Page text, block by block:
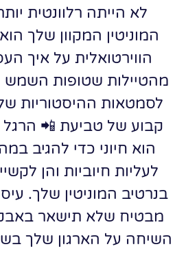
לא הייתה רלוונטית
המוניטין המקוון שלך
הווירטואלית על איך
מהטיילות שטופות השמש
לסמטאות ההיסטוריות של
קבוע של טביעת 📲 הרגל
הוא חיוני כדי להגיב
לעליות חיוביות והן
בנרטיב המוניטין שלך.
מבטיח שלא תישאר
השיחה על הארגון שלך